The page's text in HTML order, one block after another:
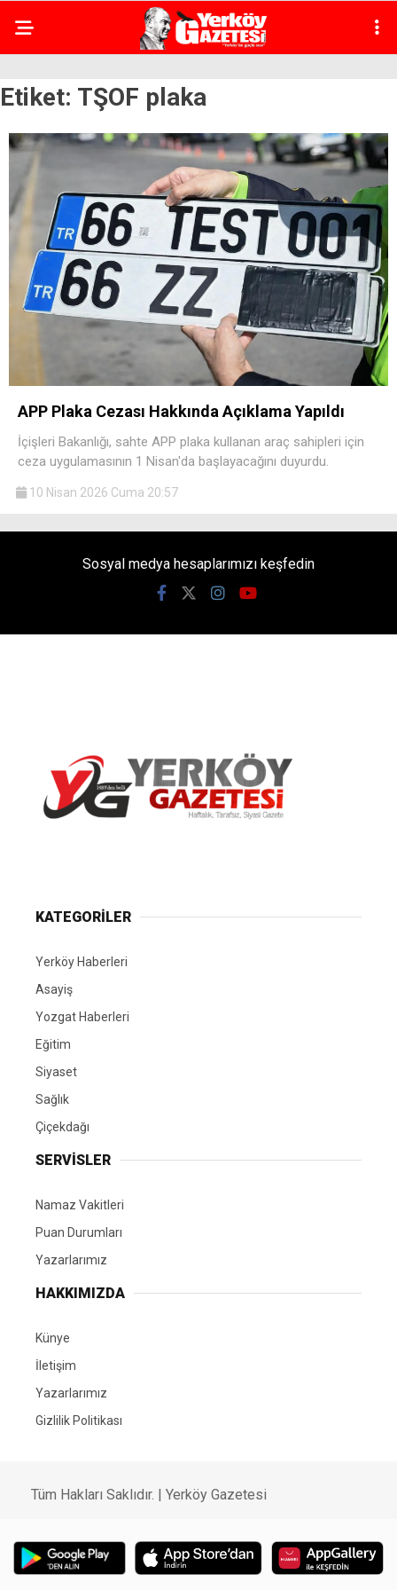
Etiket: TŞOF plaka
APP Plaka Cezası Hakkında Açıklama Yapıldı
İçişleri Bakanlığı, sahte APP plaka kullanan araç sahipleri için
ceza uygulamasının 1 Nisan'da başlayacağını duyurdu.
10 Nisan 2026 Cuma 20:57
Sosyal medya hesaplarımızı keşfedin
KATEGORİLER
Yerköy Haberleri
Asayiş
Yozgat Haberleri
Eğitim
Siyaset
Sağlık
Çiçekdağı
SERVİSLER
Namaz Vakitleri
Puan Durumları
Yazarlarımız
HAKKIMIZDA
Künye
İletişim
Yazarlarımız
Gizlilik Politikası
Tüm Hakları Saklıdır. | Yerköy Gazetesi